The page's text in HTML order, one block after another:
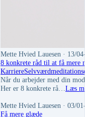
Mette Hvied Lauesen · 13/
8 konkrete råd til at få mere
KarriereSelvværdmeditation
Når du arbejder med din
Her er 8 konkrete rå… Læs
Mette Hvied Lauesen · 03/
Få mere glæde